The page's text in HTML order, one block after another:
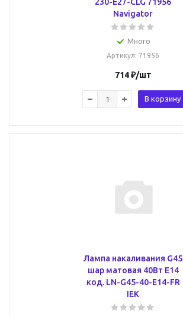
Navigator
Много
Артикул: 71956
714₽/шт
В корзину
Лампа накаливания G45
шар матовая 40Вт E14
код. LN-G45-40-E14-FR
IEK